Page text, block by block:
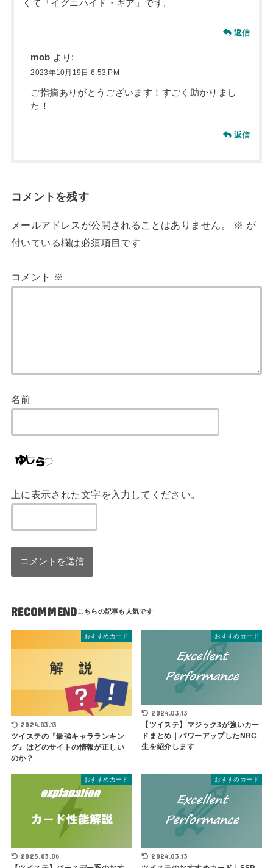
くて「イグニハイド・ギア」です。
返信
mob より:
2023年10月19日 6:53 PM
ご指摘ありがとうございます！すごく助かりまし
た！
返信
コメントを残す
メールアドレスが公開されることはありません。 ※ が
付いている欄は必須項目です
コメント ※
名前
上に表示された文字を入力してください。
RECOMMEND
おすすめカード
2024.03.13
ツイステの『最強キャラランキン
グ』はどのサイトの情報が正しい
のか？
おすすめカード
2024.03.13
【ツイステ】マジック3が強いカー
ドまとめ｜パワーアップしたNRC
生を紹介します
おすすめカード
2025.03.06
おすすめカード
2024.03.13